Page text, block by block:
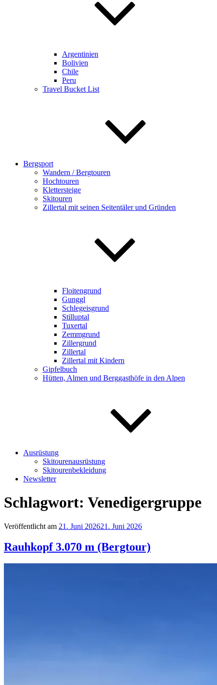
Argentinien
Bolivien
Chile
Peru
Travel Bucket List
Bergsport
Wandern / Bergtouren
Hochtouren
Klettersteige
Skitouren
Zillertal mit seinen Seitentäler und Gründen
Floitengrund
Gunggl
Schlegeisgrund
Stilluptal
Tuxertal
Zemmgrund
Zillergrund
Zillertal
Zillertal mit Kindern
Gipfelbuch
Hütten, Almen und Berggasthöfe in den Alpen
Ausrüstung
Skitourenausrüstung
Skitourenbekleidung
Newsletter
Schlagwort: Venedigergruppe
Veröffentlicht am 21. Juni 202621. Juni 2026
Rauhkopf 3.070 m (Bergtour)